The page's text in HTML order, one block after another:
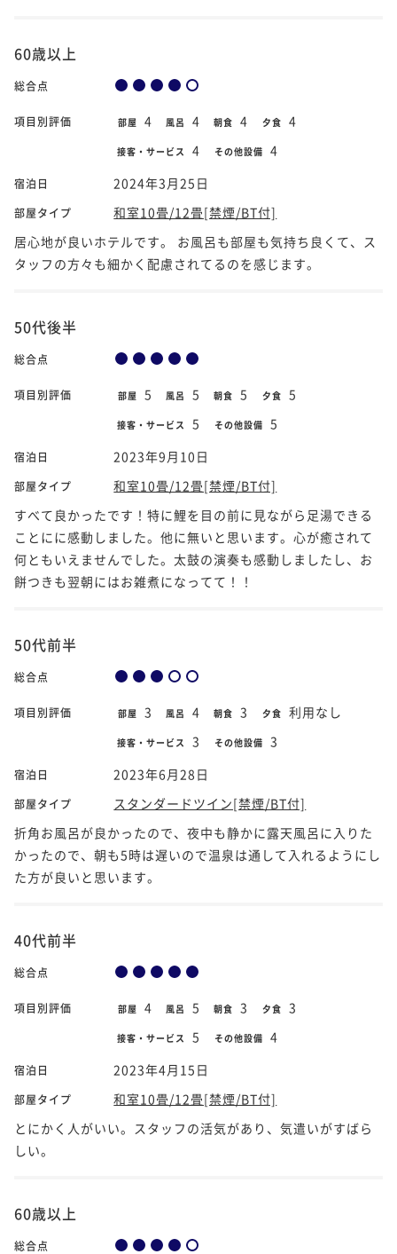
60歳以上
総合点
項目別評価 部屋 4 風呂 4 朝食 4 夕食 4
接客・サービス 4 その他設備 4
宿泊日 2024年3月25日
部屋タイプ
和室10畳/12畳[禁煙/BT付]
居心地が良いホテルです。 お風呂も部屋も気持ち良くて、ス
タッフの方々も細かく配慮されてるのを感じます。
50代後半
総合点
項目別評価 部屋 5 風呂 5 朝食 5 夕食 5
接客・サービス 5 その他設備 5
宿泊日 2023年9月10日
部屋タイプ
和室10畳/12畳[禁煙/BT付]
すべて良かったです！特に鯉を目の前に見ながら足湯できる
ことにに感動しました。他に無いと思います。心が癒されて
何ともいえませんでした。太鼓の演奏も感動しましたし、お
餅つきも翌朝にはお雑煮になってて！！
50代前半
総合点
項目別評価 部屋 3 風呂 4 朝食 3 夕食 利用なし
接客・サービス 3 その他設備 3
宿泊日 2023年6月28日
部屋タイプ
スタンダードツイン[禁煙/BT付]
折角お風呂が良かったので、夜中も静かに露天風呂に入りた
かったので、朝も5時は遅いので温泉は通して入れるようにし
た方が良いと思います。
40代前半
総合点
項目別評価 部屋 4 風呂 5 朝食 3 夕食 3
接客・サービス 5 その他設備 4
宿泊日 2023年4月15日
部屋タイプ
和室10畳/12畳[禁煙/BT付]
とにかく人がいい。スタッフの活気があり、気遣いがすばら
しい。
60歳以上
総合点